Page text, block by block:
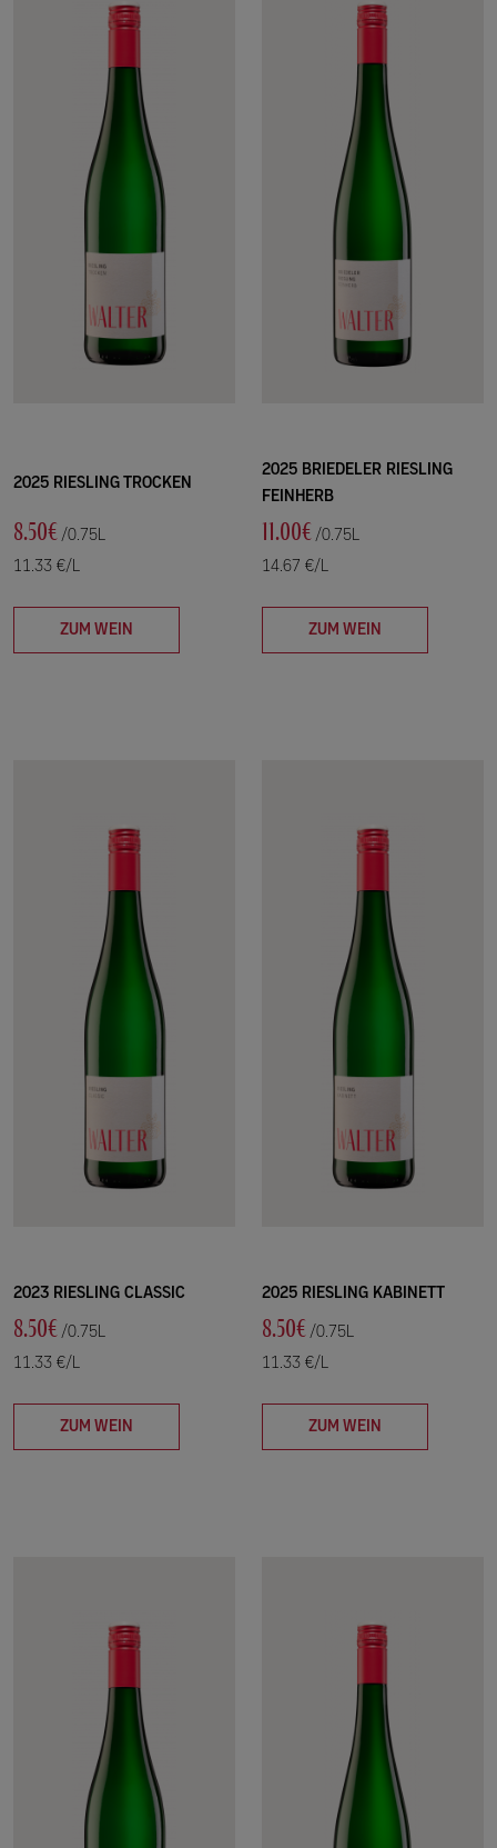
2025 RIESLING TROCKEN
8.50€ /0.75L
11.33 €/L
ZUM WEIN
2025 BRIEDELER RIESLING
FEINHERB
11.00€ /0.75L
14.67 €/L
ZUM WEIN
2023 RIESLING CLASSIC
8.50€ /0.75L
11.33 €/L
ZUM WEIN
2025 RIESLING KABINETT
8.50€ /0.75L
11.33 €/L
ZUM WEIN